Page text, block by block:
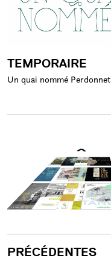
TEMPORAIRE
Un quai nommé Perdonnet
PRÉCÉDENTES